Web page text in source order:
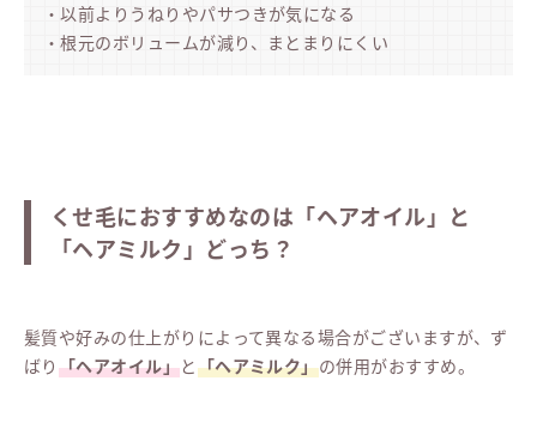
・以前よりうねりやパサつきが気になる
・根元のボリュームが減り、まとまりにくい
くせ毛におすすめなのは「ヘアオイル」と
「ヘアミルク」どっち？
髪質や好みの仕上がりによって異なる場合がございますが、ず
ばり 「ヘアオイル」と「ヘアミルク」の併用がおすすめ。